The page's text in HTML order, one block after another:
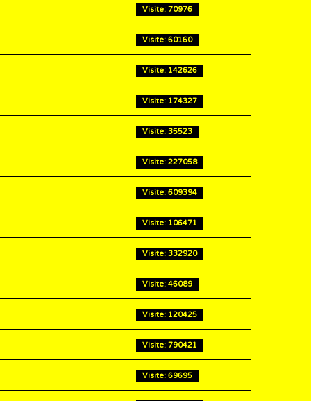
Visite: 70976
Visite: 60160
Visite: 142626
Visite: 174327
Visite: 35523
Visite: 227058
Visite: 609394
Visite: 106471
Visite: 332920
Visite: 46089
Visite: 120425
Visite: 790421
Visite: 69695